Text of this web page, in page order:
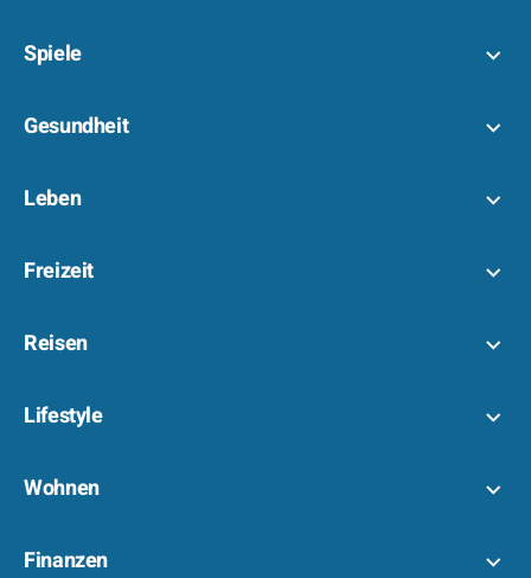
Spiele
Gesundheit
Leben
Freizeit
Reisen
Lifestyle
Wohnen
Finanzen